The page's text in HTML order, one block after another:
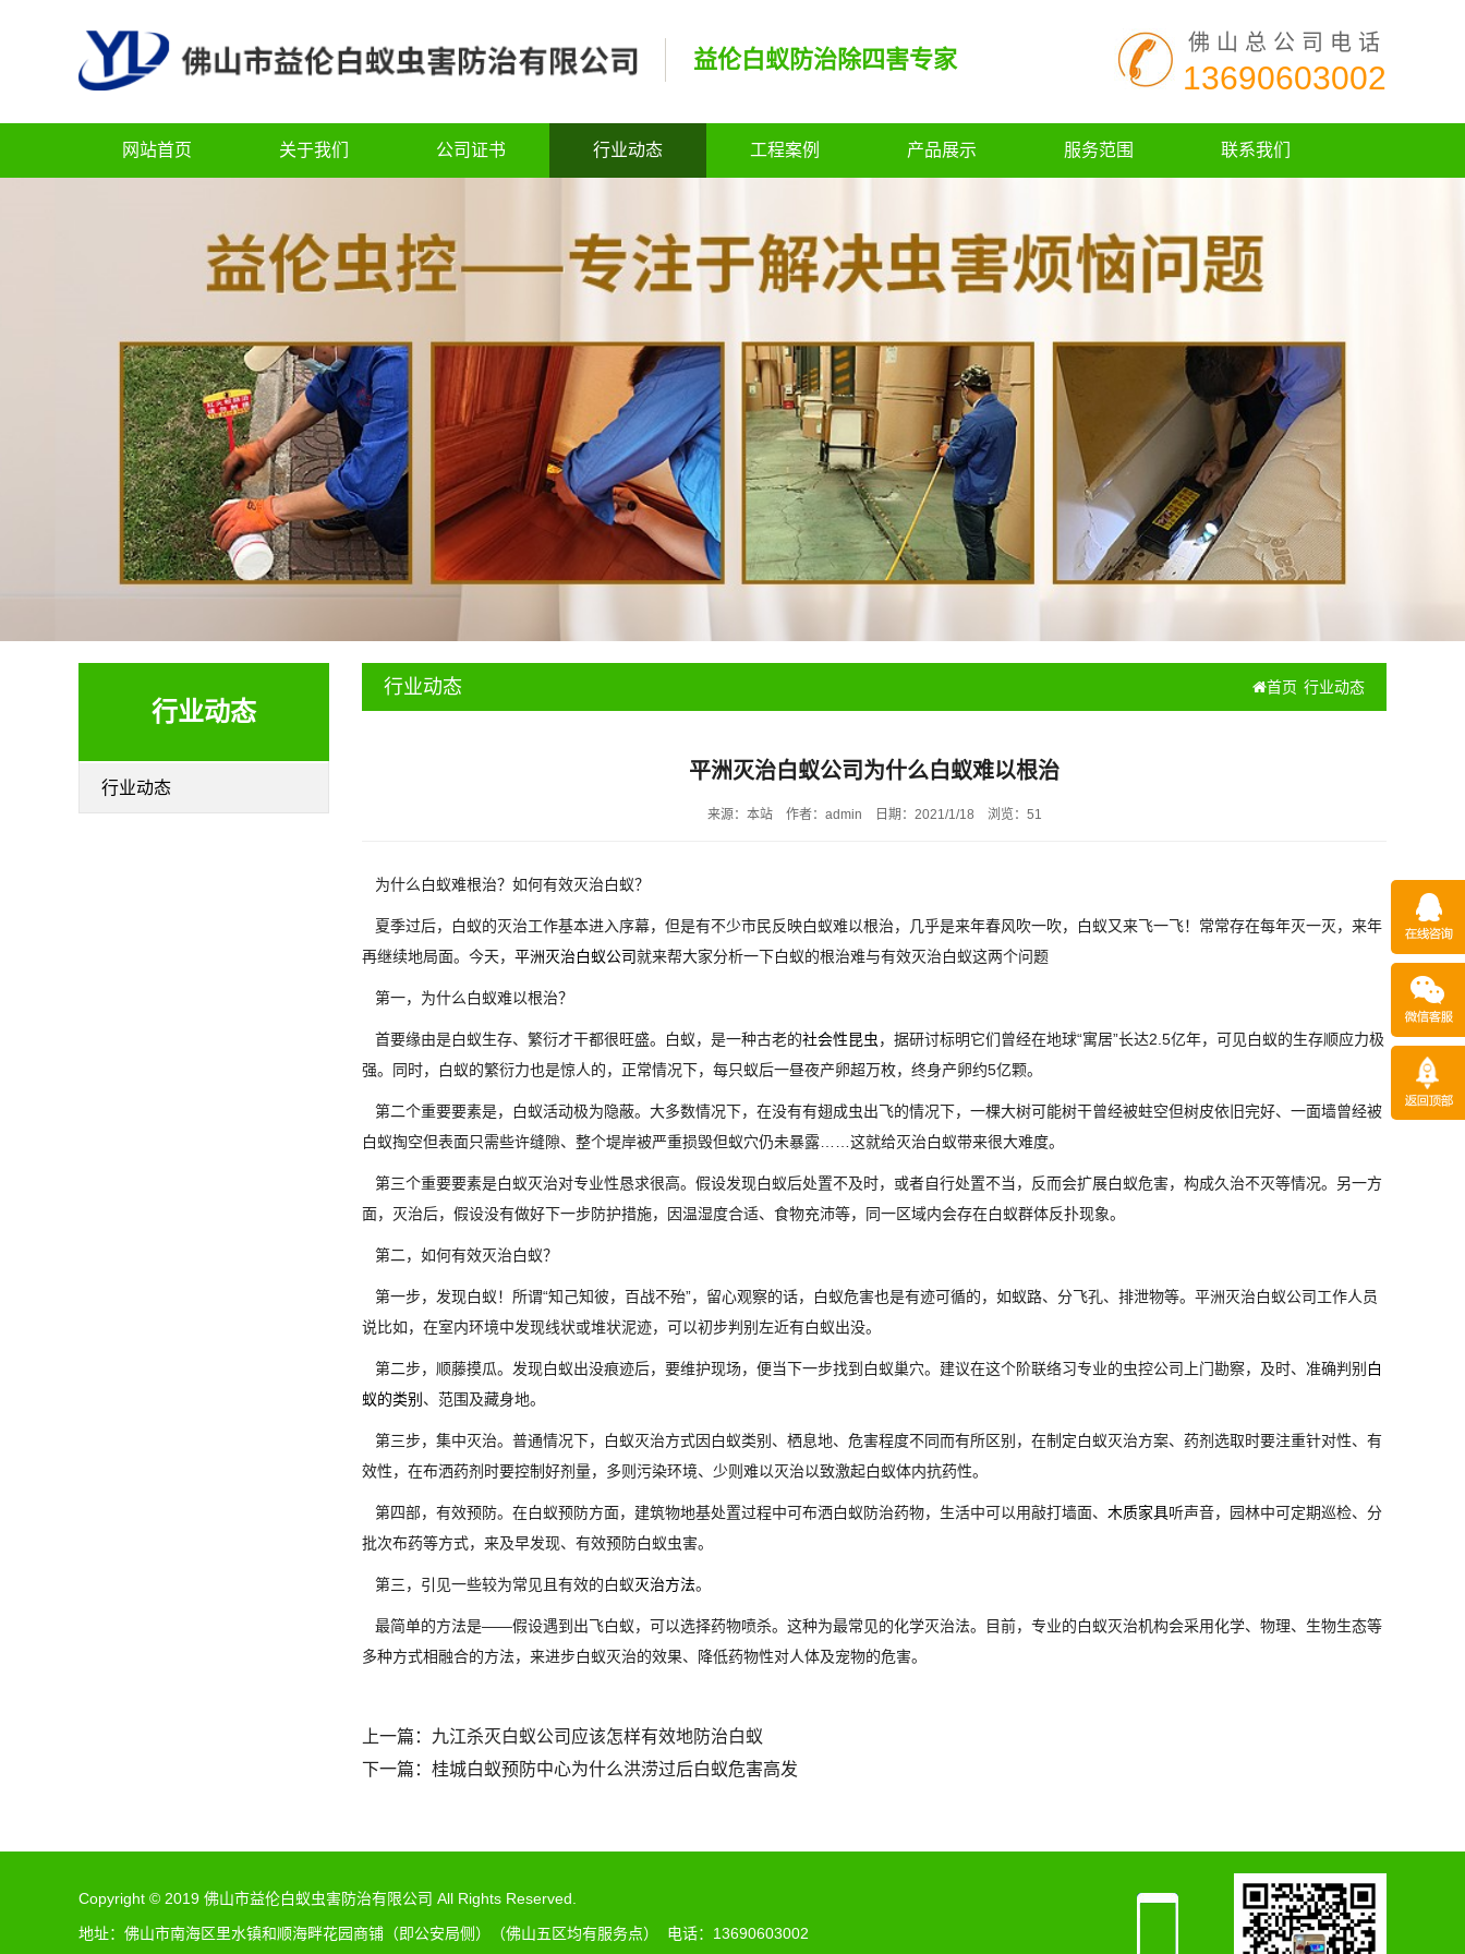
益伦白蚁防治除四害专家
佛山总公司电话
13690603002
网站首页 关于我们 公司证书 行业动态 工程案例 产品展示 服务范围 联系我们
行业动态
行业动态
行业动态 首页 行业动态
平洲灭治白蚁公司为什么白蚁难以根治
来源：本站 作者：admin 日期：2021/1/18 浏览： 51
为什么白蚁难根治？如何有效灭治白蚁？
夏季过后，白蚁的灭治工作基本进入序幕，但是有不少市民反映白蚁难以根治，几乎是来年春风吹一吹，白蚁又来飞一飞！常常存在每年灭一灭，来年
再继续地局面。今天， 平洲灭治白蚁公司就来帮大家分析一下白蚁的根治难与有效灭治白蚁这两个问题
第一，为什么白蚁难以根治？
首要缘由是白蚁生存、繁衍才干都很旺盛。白蚁，是一种古老的社会性昆虫 ，据研讨标明它们曾经在地球“寓居”长达2.5亿年，可见白蚁的生存顺应力极
强。同时，白蚁的繁衍力也是惊人的，正常情况下，每只蚁后一昼夜产卵超万枚，终身产卵约5亿颗。
第二个重要要素是，白蚁活动极为隐蔽。大多数情况下，在没有有翅成虫出飞的情况下，一棵大树可能树干曾经被蛀空但树皮依旧完好、一面墙曾经被
白蚁掏空但表面只需些许缝隙、整个堤岸被严重损毁但蚁穴仍未暴露……这就给灭治白蚁带来很大难度。
第三个重要要素是白蚁灭治对专业性恳求很高。假设发现白蚁后处置不及时，或者自行处置不当，反而会扩展白蚁危害，构成久治不灭等情况。另一方
面，灭治后，假设没有做好下一步防护措施，因温湿度合适、食物充沛等，同一区域内会存在白蚁群体反扑现象。
第二，如何有效灭治白蚁？
第一步，发现白蚁！所谓“知己知彼，百战不殆”，留心观察的话，白蚁危害也是有迹可循的，如蚁路、分飞孔、排泄物等。平洲灭治白蚁公司工作人员
说比如，在室内环境中发现线状或堆状泥迹，可以初步判别左近有白蚁出没。
第二步，顺藤摸瓜。发现白蚁出没痕迹后，要维护现场，便当下一步找到白蚁巢穴。建议在这个阶联络习专业的虫控公司上门勘察，及时、准确判别 白
蚁的类别 、范围及藏身地。
第三步，集中灭治。普通情况下，白蚁灭治方式因白蚁类别、栖息地、危害程度不同而有所区别，在制定白蚁灭治方案、药剂选取时要注重针对性、有
效性，在布洒药剂时要控制好剂量，多则污染环境、少则难以灭治以致激起白蚁体内抗药性。
第四部，有效预防。在白蚁预防方面，建筑物地基处置过程中可布洒白蚁防治药物，生活中可以用敲打墙面、 木质家具听声音，园林中可定期巡检、分
批次布药等方式，来及早发现、有效预防白蚁虫害。
第三，引见一些较为常见且有效的白蚁灭治方法。
最简单的方法是——假设遇到出飞白蚁，可以选择药物喷杀。这种为最常见的化学灭治法。目前，专业的白蚁灭治机构会采用化学、物理、生物生态等
多种方式相融合的方法，来进步白蚁灭治的效果、降低药物性对人体及宠物的危害。
上一篇： 九江杀灭白蚁公司应该怎样有效地防治白蚁
下一篇： 桂城白蚁预防中心为什么洪涝过后白蚁危害高发
Copyright © 2019 佛山市益伦白蚁虫害防治有限公司 All Rights Reserved.
地址：佛山市南海区里水镇和顺海畔花园商铺（即公安局侧）（佛山五区均有服务点） 电话：13690603002